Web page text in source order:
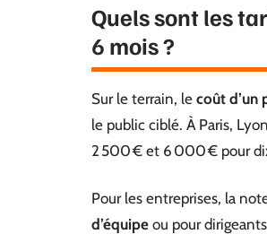
Quels sont les
6 mois ?
Sur le terrain, le coût d’un
le public ciblé. À Paris,
2 500 € et 6 000 € pour
Pour les entreprises, la
d’équipe ou pour